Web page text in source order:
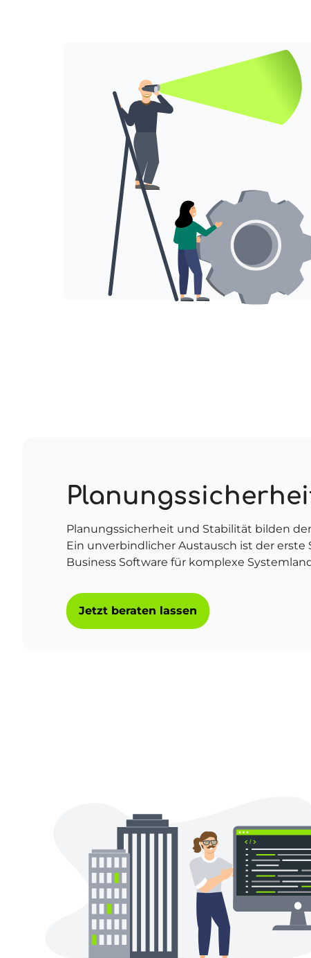
Planungssicherheit und Stabilität bilden
Ein unverbindlicher Austausch ist der
Business Software für komplexe
Jetzt beraten lassen